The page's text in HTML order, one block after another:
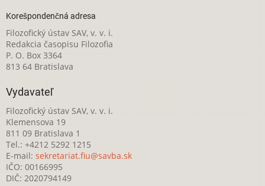
Korešpondenčná adresa
Filozofický ústav SAV, v. v. i.
Redakcia časopisu Filozofia
P. O. Box 3364
813 64 Bratislava
Vydavateľ
Filozofický ústav SAV, v. v. i.
Klemensova 19
811 09 Bratislava 1
Tel.: +4212 5292 1215
E-mail: sekretariat.fiu@savba.sk
IČO: 00166995
DIČ: 2020794149